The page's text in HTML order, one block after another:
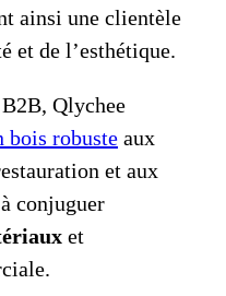
ainsi une clientèle
et de l’esthétique.
Qlychee
bois robuste aux
et aux
conjuguer
et